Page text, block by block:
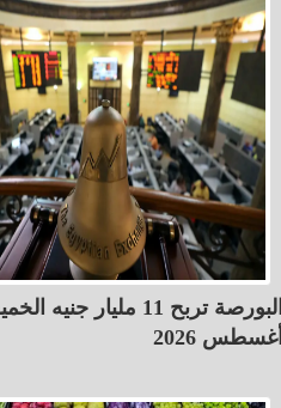
أغسطس 2026